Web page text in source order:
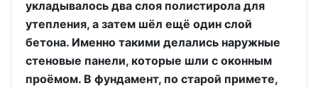
укладывалось два слоя полистирола для
утепления, а затем шёл ещё один слой
бетона. Именно такими делались наружные
стеновые панели, которые шли с оконным
проёмом. В фундамент, по старой примете,